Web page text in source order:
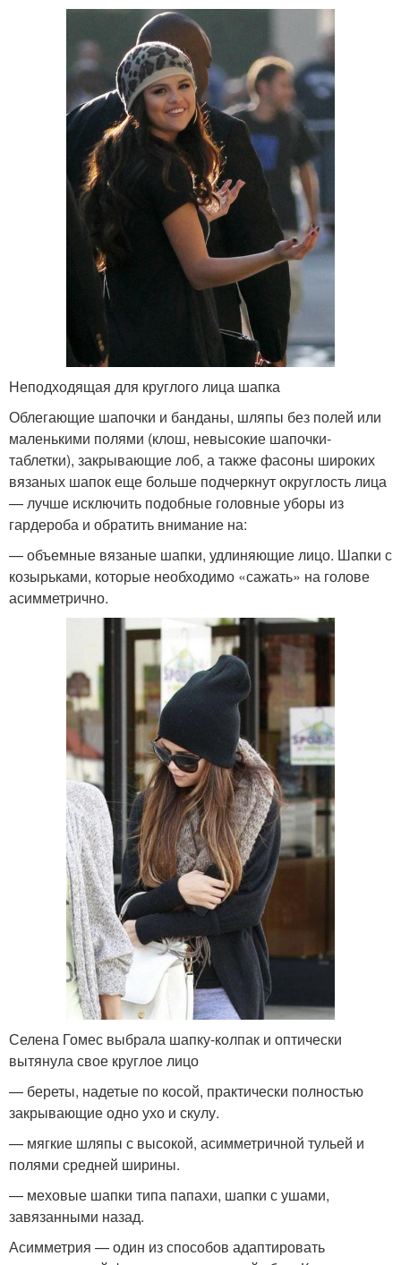
Неподходящая для круглого лица шапка
Облегающие шапочки и банданы, шляпы без полей или
маленькими полями (клош, невысокие шапочки-
таблетки), закрывающие лоб, а также фасоны широких
вязаных шапок еще больше подчеркнут округлость лица
— лучше исключить подобные головные уборы из
гардероба и обратить внимание на:
— объемные вязаные шапки, удлиняющие лицо. Шапки с
козырьками, которые необходимо «сажать» на голове
асимметрично.
Селена Гомес выбрала шапку-колпак и оптически
вытянула свое круглое лицо
— береты, надетые по косой, практически полностью
закрывающие одно ухо и скулу.
— мягкие шляпы с высокой, асимметричной тульей и
полями средней ширины.
— меховые шапки типа папахи, шапки с ушами,
завязанными назад.
Асимметрия — один из способов адаптировать